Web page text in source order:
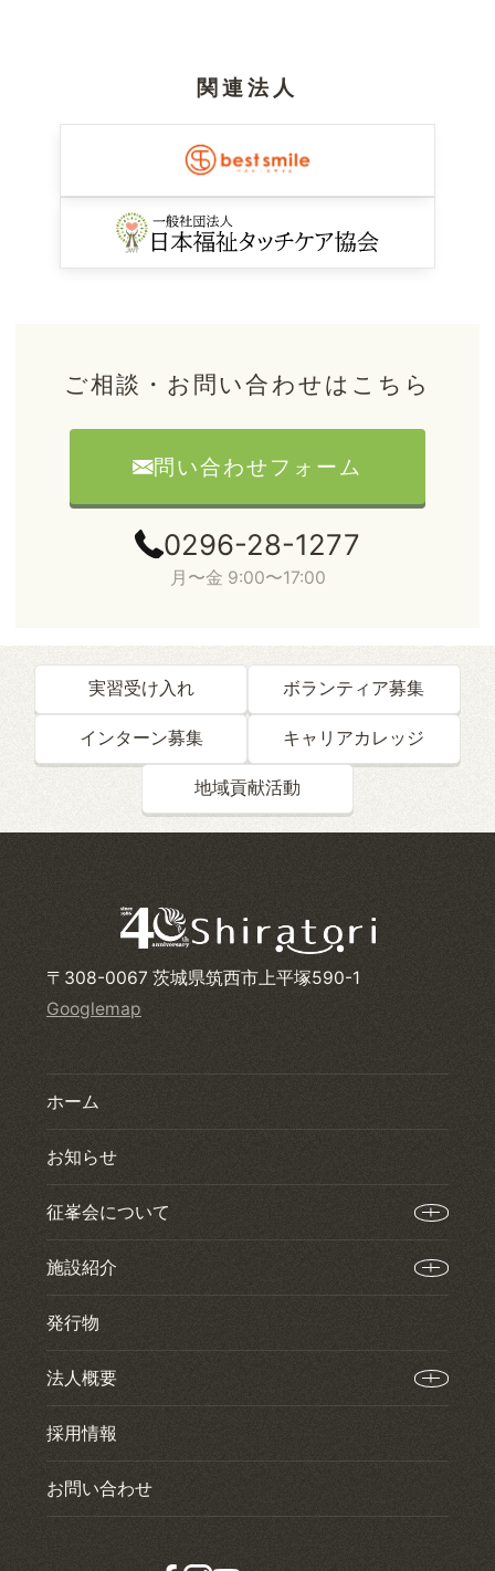
関連法人
ご相談・お問い合わせはこちら
問い合わせフォーム
0296-28-1277
月〜金 9:00〜17:00
実習受け入れ ボランティア募集
インターン募集 キャリアカレッジ
地域貢献活動
〒308-0067 茨城県筑西市上平塚590-1
Googlemap
ホーム
お知らせ
征峯会について
施設紹介
発行物
法人概要
採用情報
お問い合わせ